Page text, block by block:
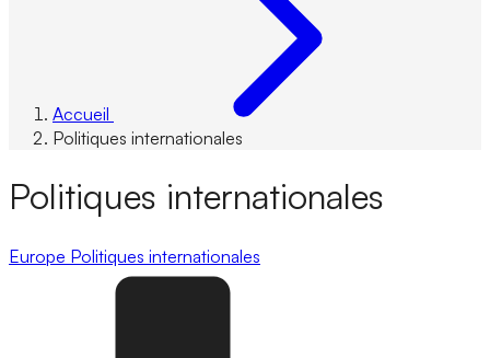
Accueil
Politiques internationales
Politiques internationales
Europe Politiques internationales